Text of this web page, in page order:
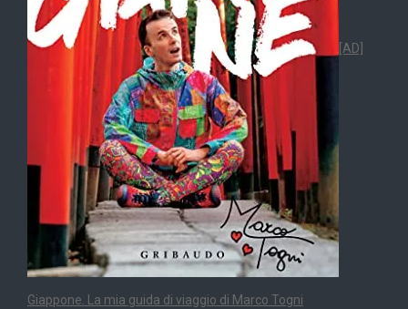
[AD]
Giappone. La mia guida di viaggio di Marco Togni